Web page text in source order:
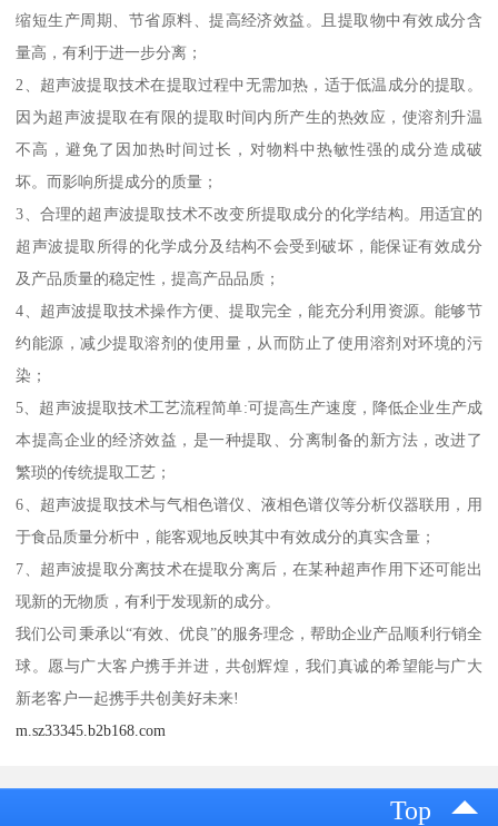
缩短生产周期、节省原料、提高经济效益。且提取物中有效成分含
量高，有利于进一步分离；
2、超声波提取技术在提取过程中无需加热，适于低温成分的提取。
因为超声波提取在有限的提取时间内所产生的热效应，使溶剂升温
不高，避免了因加热时间过长，对物料中热敏性强的成分造成破
坏。而影响所提成分的质量；
3、合理的超声波提取技术不改变所提取成分的化学结构。用适宜的
超声波提取所得的化学成分及结构不会受到破坏，能保证有效成分
及产品质量的稳定性，提高产品品质；
4、超声波提取技术操作方便、提取完全，能充分利用资源。能够节
约能源，减少提取溶剂的使用量，从而防止了使用溶剂对环境的污
染；
5、超声波提取技术工艺流程简单:可提高生产速度，降低企业生产成
本提高企业的经济效益，是一种提取、分离制备的新方法，改进了
繁琐的传统提取工艺；
6、超声波提取技术与气相色谱仪、液相色谱仪等分析仪器联用，用
于食品质量分析中，能客观地反映其中有效成分的真实含量；
7、超声波提取分离技术在提取分离后，在某种超声作用下还可能出
现新的无物质，有利于发现新的成分。
我们公司秉承以“有效、优良”的服务理念，帮助企业产品顺利行销全
球。愿与广大客户携手并进，共创辉煌，我们真诚的希望能与广大
新老客户一起携手共创美好未来!
m.sz33345.b2b168.com
Top